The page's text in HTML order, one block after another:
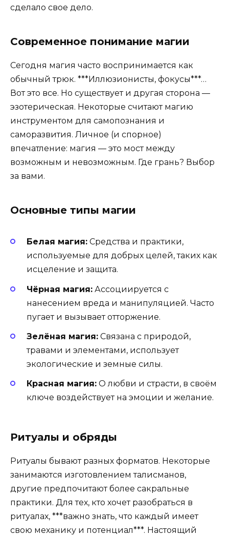
сделало свое дело.
Современное понимание магии
Сегодня магия часто воспринимается как
обычный трюк. ***Иллюзионисты, фокусы***…
Вот это все. Но существует и другая сторона —
эзотерическая. Некоторые считают магию
инструментом для самопознания и
саморазвития. Личное (и спорное)
впечатление: магия — это мост между
возможным и невозможным. Где грань? Выбор
за вами.
Основные типы магии
Белая магия: Средства и практики,
используемые для добрых целей, таких как
исцеление и защита.
Чёрная магия: Ассоциируется с
нанесением вреда и манипуляцией. Часто
пугает и вызывает отторжение.
Зелёная магия: Связана с природой,
травами и элементами, использует
экологические и земные силы.
Красная магия: О любви и страсти, в своём
ключе воздействует на эмоции и желание.
Ритуалы и обряды
Ритуалы бывают разных форматов. Некоторые
занимаются изготовлением талисманов,
другие предпочитают более сакральные
практики. Для тех, кто хочет разобраться в
ритуалах, ***важно знать, что каждый имеет
свою механику и потенциал***. Настоящий